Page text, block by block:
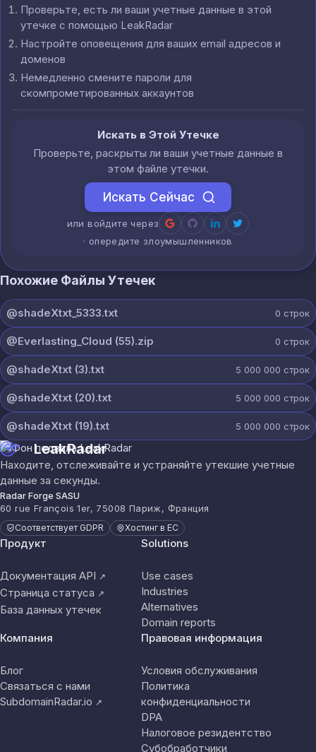
Проверьте, есть ли ваши учетные данные в этой
утечке с помощью LeakRadar
Настройте оповещения для ваших email адресов и
доменов
Немедленно смените пароли для
скомпрометированных аккаунтов
Искать в Этой Утечке
Проверьте, раскрыты ли ваши учетные данные в
этом файле утечки.
Искать Сейчас
или войдите через
· опередите злоумышленников
Похожие Файлы Утечек
@shadeXtxt_5333.txt 0 строк
@Everlasting_Cloud (55).zip 0 строк
@shadeXtxt (3).txt 5 000 000 строк
@shadeXtxt (20).txt 5 000 000 строк
@shadeXtxt (19).txt 5 000 000 строк
LeakRadar
Находите, отслеживайте и устраняйте утекшие учетные
данные за секунды.
Radar Forge SASU
60 rue François 1er, 75008 Париж, Франция
Соответствует GDPR Хостинг в ЕС
Продукт
Документация API ↗
Страница статуса ↗
База данных утечек
Solutions
Use cases
Industries
Alternatives
Domain reports
Компания
Блог
Связаться с нами
SubdomainRadar.io ↗
Правовая информация
Условия обслуживания
Политика
конфиденциальности
DPA
Налоговое резидентство
Субобработчики